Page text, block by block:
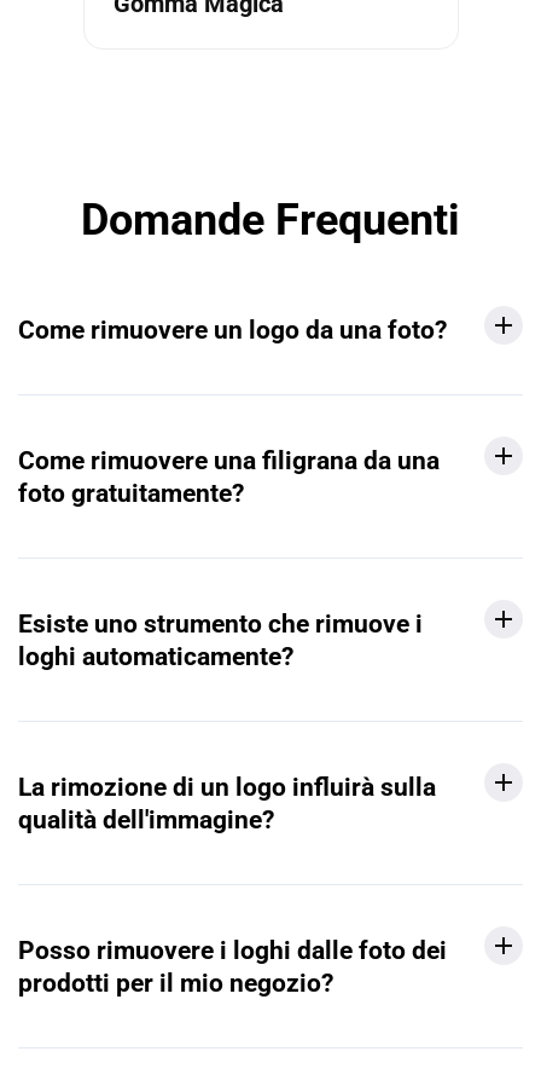
Domande Frequenti
Come rimuovere un logo da una foto?
Come rimuovere una filigrana da una
foto gratuitamente?
Esiste uno strumento che rimuove i
loghi automaticamente?
La rimozione di un logo influirà sulla
qualità dell'immagine?
Posso rimuovere i loghi dalle foto dei
prodotti per il mio negozio?